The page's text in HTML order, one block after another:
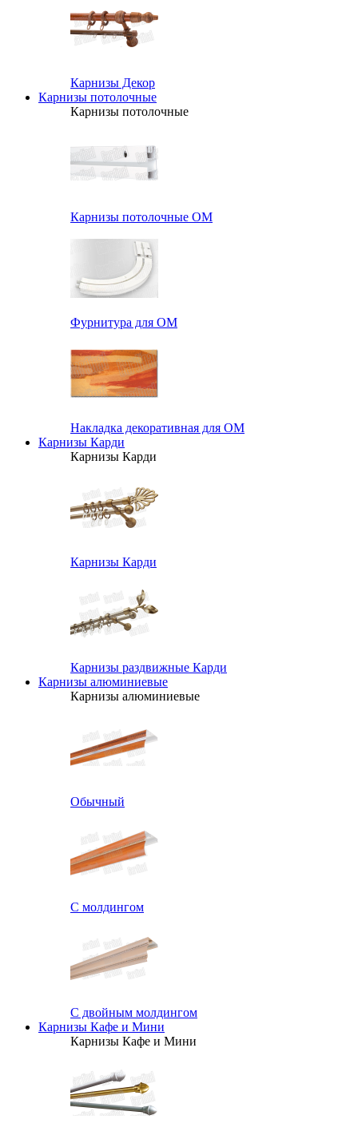
Карнизы Декор
Карнизы потолочные
Карнизы потолочные
Карнизы потолочные ОМ
Фурнитура для ОМ
Накладка декоративная для ОМ
Карнизы Карди
Карнизы Карди
Карнизы Карди
Карнизы раздвижные Карди
Карнизы алюминиевые
Карнизы алюминиевые
Обычный
С молдингом
С двойным молдингом
Карнизы Кафе и Мини
Карнизы Кафе и Мини